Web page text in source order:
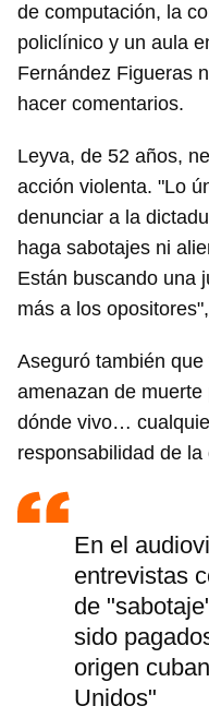
de computación, la
policlínico y un aula
Fernández Figueras
hacer comentarios.
Leyva, de 52 años,
acción violenta. "Lo
denunciar a la
haga sabotajes ni
Están buscando una
más a los
Aseguró también
amenazan de
dónde vivo…
responsabilidad de
En el
entrevistas
de
sido
origen
Unidos"